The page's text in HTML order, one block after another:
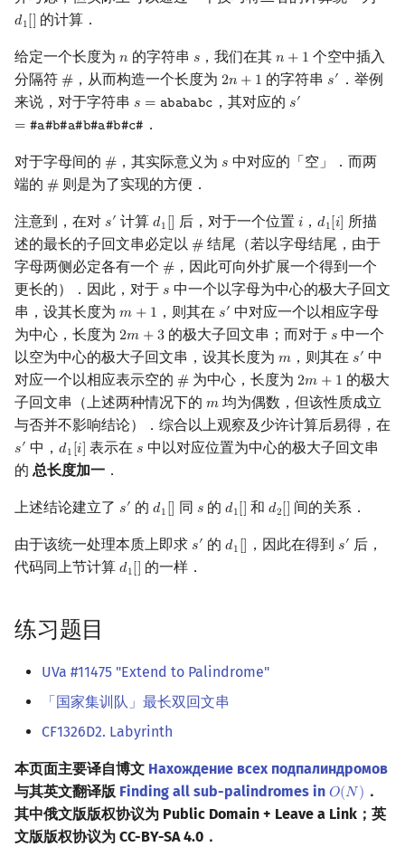
𝑑1[]
d1[ 的计算．
给定一个长度为 𝑛
n 的字符串 𝑠
s ，我们在其𝑛 + 1
n +1
个空中插入
分隔符 #
# ，从而构造一个长度为2𝑛 + 1
2n +1 的字符串 𝑠′
s′ ．举例
来说，对于字符串 𝑠 = 𝚊𝚋𝚊𝚋𝚊𝚋𝚌
s =abababc ，其对应的 𝑠′
= #𝚊#𝚋#𝚊#𝚋#𝚊#𝚋#𝚌#
s′
．
对于字母间的 #
# ，其实际意义为 𝑠
s 中对应的「空」．而两
端的 #
# 则是为了实现的方便．
注意到，在对 𝑠′
s′ 计算𝑑1[]
d1 [ 后，对于一个位置 𝑖
i ，𝑑1[𝑖]
d1[i 所描
述的最长的子回文串必定以 #
# 结尾（若以字母结尾，由于
字母两侧必定各有一个 #
#
，因此可向外扩展一个得到一个
更长的）．因此，对于 𝑠
s 中一个以字母为中心的极大子回文
串，设其长度为 𝑚 + 1
m +1 ，则其在 𝑠′
s′ 中对应一个以相应字母
为中心，长度为 2𝑚 +3
2m +3 的极大子回文串；而对于 𝑠
s 中一个
以空为中心的极大子回文串，设其长度为 𝑚
m ，则其在 𝑠′
s′ 中
对应一个以相应表示空的 #
# 为中心，长度为2𝑚 + 1
2m +1
的极大
子回文串（上述两种情况下的 𝑚
m 均为偶数，但该性质成立
与否并不影响结论）．综合以上观察及少许计算后易得，在
𝑠′
s′ 中，𝑑1[𝑖]
d1 [i] 表示在 𝑠
s 中以对应位置为中心的极大子回文串
的 总长度加一 ．
上述结论建立了 𝑠′
s′ 的𝑑1[]
d1 [ 同 𝑠
s 的𝑑1[]
d1[ 和𝑑2[]
d2[ 间的关系．
由于该统一处理本质上即求 𝑠′
s′ 的𝑑1[]
d1 [ ，因此在得到 𝑠′
s′ 后，
代码同上节计算 𝑑1[]
d1[ 的一样．
练习题目
UVa #11475 "Extend to Palindrome"
「国家集训队」最长双回文串
CF1326D2. Labyrinth
本页面主要译自博文 Нахождение всех подпалиндромов
与其英文翻译版 Finding all sub-palindromes in 𝑂(𝑁)
O(N)
．
其中俄文版版权协议为 Public Domain + Leave a Link；英
文版版权协议为 CC-BY-SA 4.0．